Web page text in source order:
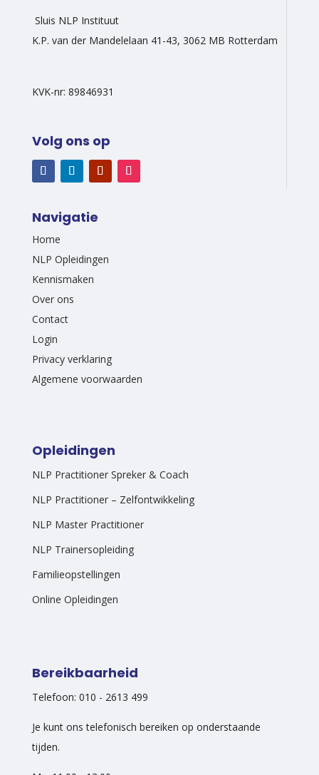
Sluis NLP Instituut
K.P. van der Mandelelaan 41-43, 3062 MB Rotterdam
KVK-nr: 89846931
Volg ons op
Navigatie
Home
NLP Opleidingen
Kennismaken
Over ons
Contact
Login
Privacy verklaring
Algemene voorwaarden
Opleidingen
NLP Practitioner Spreker & Coach
NLP Practitioner – Zelfontwikkeling
NLP Master Practitioner
NLP Trainersopleiding
Familieopstellingen
Online Opleidingen
Bereikbaarheid
Telefoon: 010 - 2613 499
Je kunt ons telefonisch bereiken op onderstaande
tijden.